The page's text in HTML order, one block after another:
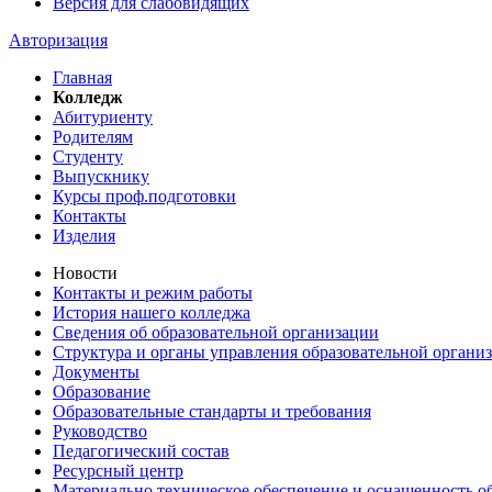
Авторизация
Главная
Колледж
Абитуриенту
Родителям
Студенту
Выпускнику
Курсы проф.подготовки
Контакты
Изделия
Новости
Контакты и режим работы
История нашего колледжа
Сведения об образовательной организации
Структура и органы управления образовательной
Документы
Образование
Образовательные стандарты и требования
Руководство
Педагогический состав
Ресурсный центр